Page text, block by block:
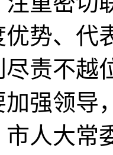
优势、代
尽责不越
加强领导
市人大常